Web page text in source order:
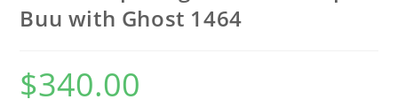
Buu with Ghost 1464
$340.00